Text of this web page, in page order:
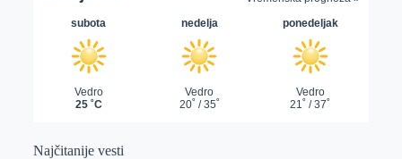
Najčitanije vesti